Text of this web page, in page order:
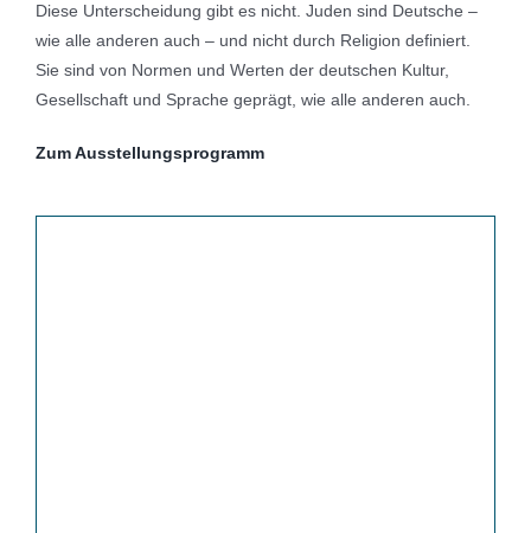
Diese Unterscheidung gibt es nicht. Juden sind Deutsche –
wie alle anderen auch – und nicht durch Religion definiert.
Sie sind von Normen und Werten der deutschen Kultur,
Gesellschaft und Sprache geprägt, wie alle anderen auch.
Zum Ausstellungsprogramm